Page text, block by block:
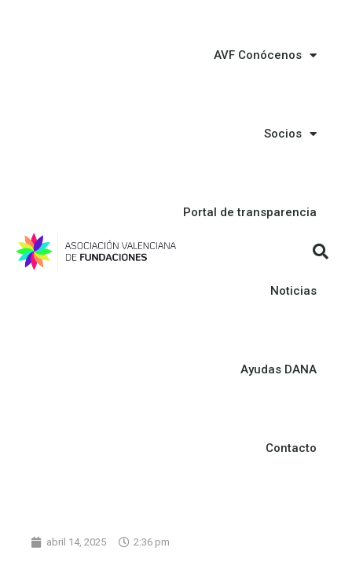
AVF Conócenos
Socios
Portal de transparencia
Noticias
Ayudas DANA
Contacto
abril 14, 2025 2:36 pm